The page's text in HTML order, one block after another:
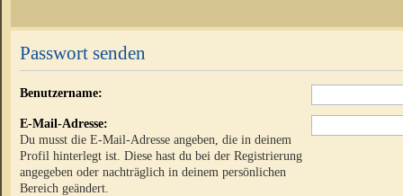
Passwort senden
Benutzername:
E-Mail-Adresse:
Du musst die E-Mail-Adresse angeben, die in deinem
Profil hinterlegt ist. Diese hast du bei der Registrierung
angegeben oder nachträglich in deinem persönlichen
Bereich geändert.